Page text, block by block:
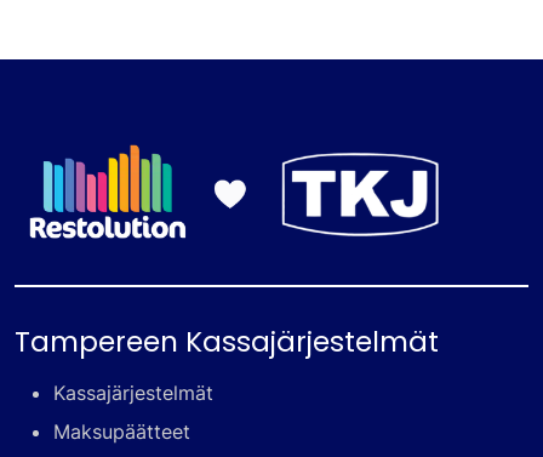
Tampereen Kassajärjestelmät
Kassajärjestelmät
Maksupäätteet